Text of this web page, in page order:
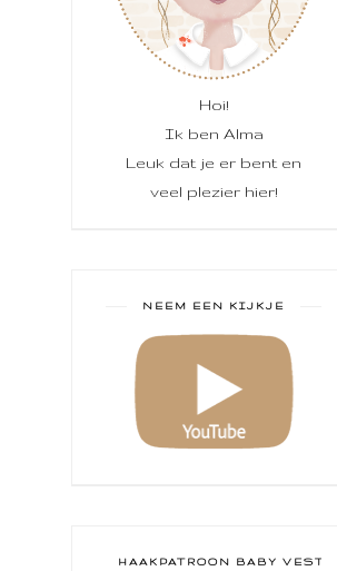
Hoi!
Ik ben Alma
Leuk dat je er bent en
veel plezier hier!
NEEM EEN KIJKJE
HAAKPATROON BABY VESTJE